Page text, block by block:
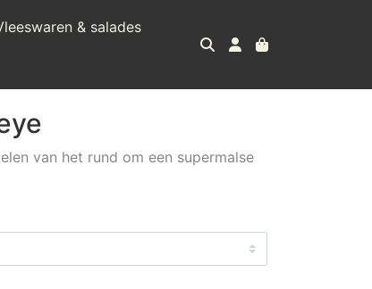
& salades
van het rund om een supermalse